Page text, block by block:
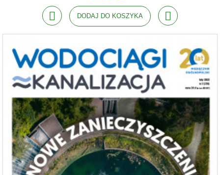
DODAJ DO KOSZYKA